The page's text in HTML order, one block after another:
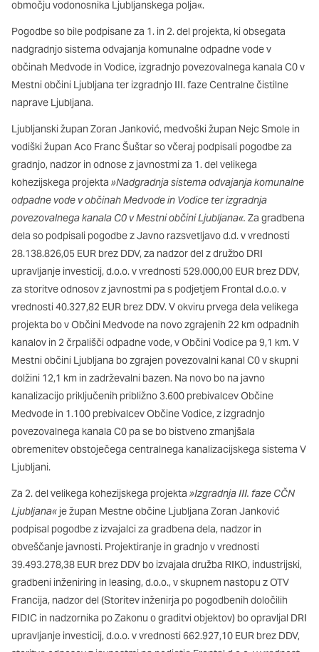
območju vodonosnika Ljubljanskega polja«.
Pogodbe so bile podpisane za 1. in 2. del projekta, ki obsegata
nadgradnjo sistema odvajanja komunalne odpadne vode v
občinah Medvode in Vodice, izgradnjo povezovalnega kanala C0 v
Mestni občini Ljubljana ter izgradnjo III. faze Centralne čistilne
naprave Ljubljana.
Ljubljanski župan Zoran Janković, medvoški župan Nejc Smole in
vodiški župan Aco Franc Šuštar so včeraj podpisali pogodbe za
gradnjo, nadzor in odnose z javnostmi za 1. del velikega
kohezijskega projekta »Nadgradnja sistema odvajanja komunalne
odpadne vode v občinah Medvode in Vodice ter izgradnja
povezovalnega kanala C0 v Mestni občini Ljubljana«. Za gradbena
dela so podpisali pogodbe z Javno razsvetljavo d.d. v vrednosti
28.138.826,05 EUR brez DDV, za nadzor del z družbo DRI
upravljanje investicij, d.o.o. v vrednosti 529.000,00 EUR brez DDV,
za storitve odnosov z javnostmi pa s podjetjem Frontal d.o.o. v
vrednosti 40.327,82 EUR brez DDV. V okviru prvega dela velikega
projekta bo v Občini Medvode na novo zgrajenih 22 km odpadnih
kanalov in 2 črpališči odpadne vode, v Občini Vodice pa 9,1 km. V
Mestni občini Ljubljana bo zgrajen povezovalni kanal C0 v skupni
dolžini 12,1 km in zadrževalni bazen. Na novo bo na javno
kanalizacijo priključenih približno 3.600 prebivalcev Občine
Medvode in 1.100 prebivalcev Občine Vodice, z izgradnjo
povezovalnega kanala C0 pa se bo bistveno zmanjšala
obremenitev obstoječega centralnega kanalizacijskega sistema V
Ljubljani.
Za 2. del velikega kohezijskega projekta »Izgradnja III. faze CČN
Ljubljana« je župan Mestne občine Ljubljana Zoran Janković
podpisal pogodbe z izvajalci za gradbena dela, nadzor in
obveščanje javnosti. Projektiranje in gradnjo v vrednosti
39.493.278,38 EUR brez DDV bo izvajala družba RIKO, industrijski,
gradbeni inženiring in leasing, d.o.o., v skupnem nastopu z OTV
Francija, nadzor del (Storitev inženirja po pogodbenih določilih
FIDIC in nadzornika po Zakonu o graditvi objektov) bo opravljal DRI
upravljanje investicij, d.o.o. v vrednosti 662.927,10 EUR brez DDV,
Ti piškotki so nujni za delovanje spletnega mesta, zato jih v
naših sistemih ni mogoče izklopiti. Običajno so nastavljeni
samo kot odziv na vaša dejanja, ki vodijo do storitvenih zahtev,
na primer nastavitev zasebnosti, prijava ali izpolnjevanje
obrazcev. Na voljo imate nastavitev, da brskalnik blokira te
piškotke ali vas opozori na njih. V tem primeru nekateri deli
spletnega mesta ne bodo delovali.
Piškotki za učinkovitost delovanja
S temi piškotki štejemo obiske in izvor prometa, da lahko
merimo in izboljšamo učinkovitost delovanja našega spletnega
mesta. Z njimi prepoznamo, katera mesta so najbolj in najmanj
priljubljena, in opazujemo, kako se obiskovalci pomikajo po
spletnem mestu. Podatki, ki jih piškotki zbirajo, so združeni in
anonimni. Če uporabo teh piškotkov zavrnete, ne bomo vedeli,
kdaj ste obiskali naše spletno mesto.
Piškotki za ciljno usmerjenost
Te piškotke nastavijo naši oglaševalski partnerji. Partnerska
oglaševalska podjetja jih lahko uporabljajo za izdelavo profila
vaših interesov, ki ga nato uporabijo za prikazovanje ustreznih
oglasov na drugih spletnih mestih. Pri delu uporabljajo
edinstveno prepoznavanje vašega brskalnika in naprave. Če
zavrnete uporabo teh piškotkov, ne boste deležni našega
ciljnega spletnega oglaševanja.
Potrdi moje izbire